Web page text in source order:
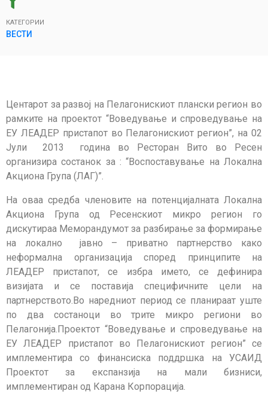
КАТЕГОРИИ
ВЕСТИ
Центарот за развој на Пелагонискиот плански регион во
рамките на проектот “Воведување и спроведување на
ЕУ ЛЕАДЕР пристапот во Пелагонискиот регион”, на 02
Јули 2013 година во Ресторан Вито во Ресен
организира состанок за : “Воспоставување на Локална
Акциона Група (ЛАГ)”.
На оваа средба членовите на потенцијалната Локална
Акциона Група од Ресенскиот микро регион го
дискутираа Меморандумот за разбирање за формирање
на локално јавно – приватно партнерство како
неформална организација според принципите на
ЛЕАДЕР пристапот, се избра името, се дефинира
визијата и се поставија специфичните цели на
партнерството.Во наредниот период се планираат уште
по два состаноци во трите микро региони во
Пелагонија.Проектот “Воведување и спроведување на
ЕУ ЛЕАДЕР пристапот во Пелагонискиот регион” се
имплементира со финансиска поддршка на УСАИД
Проектот за експанзија на мали бизниси,
имплементиран од Карана Корпорација.